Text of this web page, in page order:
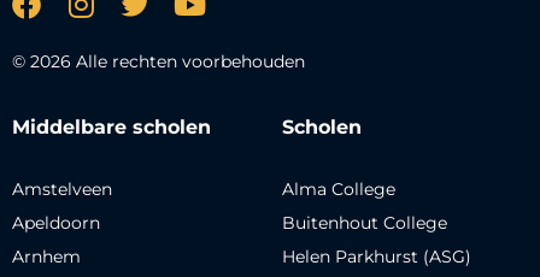
© 2026 Alle rechten voorbehouden
Middelbare scholen
Amstelveen
Apeldoorn
Arnhem
Scholen
Alma College
Buitenhout College
Helen Parkhurst (ASG)